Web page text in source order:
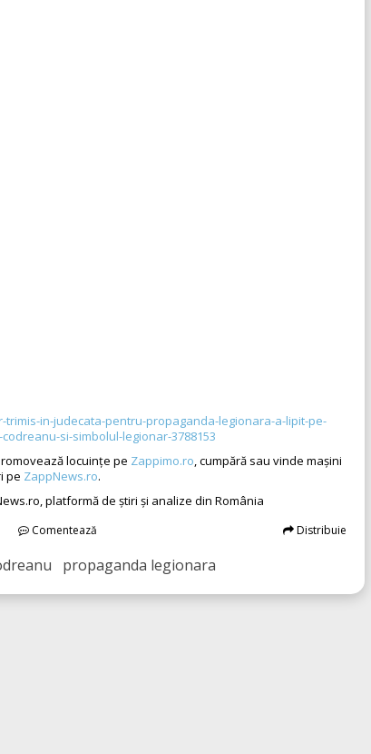
in-judecata-pentru-propaganda-legionara-a-lipit-pe-
si-simbolul-legionar-3788153
locuințe pe Zappimo.ro , cumpără sau vinde mașini
pe ZappNews.ro.
platformă de știri și analize din România
Comentează Distribuie
propaganda legionara